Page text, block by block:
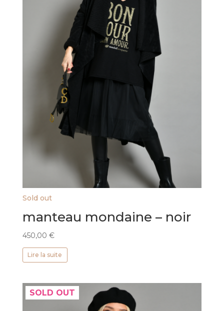
Sold out
manteau mondaine – noir
450,00 €
Lire la suite
SOLD OUT